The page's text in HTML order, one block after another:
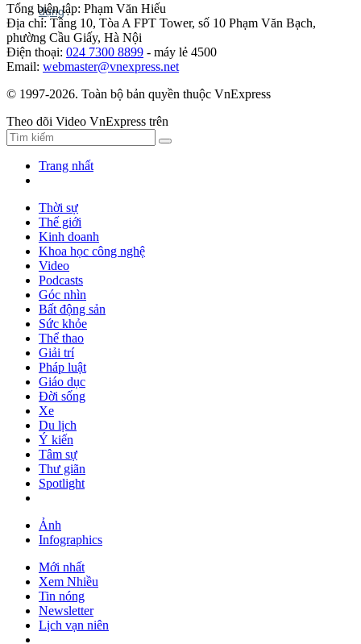
Tổng biên tập: Phạm Văn Hiếu
Địa chỉ: Tầng 10, Tòa A FPT Tower, số 10 Phạm Văn Bạch,
phường Cầu Giấy, Hà Nội
Điện thoại: 024 7300 8899 - máy lẻ 4500
Email: webmaster@vnexpress.net
© 1997-2026. Toàn bộ bản quyền thuộc VnExpress
Theo dõi Video VnExpress trên
Trang nhất
Thời sự
Thế giới
Kinh doanh
Khoa học công nghệ
Video
Podcasts
Góc nhìn
Bất động sản
Sức khỏe
Thể thao
Giải trí
Pháp luật
Giáo dục
Đời sống
Xe
Du lịch
Ý kiến
Tâm sự
Thư giãn
Spotlight
Ảnh
Infographics
Mới nhất
Xem Nhiều
Tin nóng
Newsletter
Lịch vạn niên